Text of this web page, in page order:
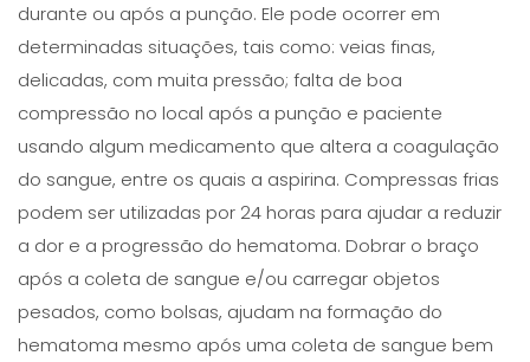
durante ou após a punção. Ele pode ocorrer em
determinadas situações, tais como: veias finas,
delicadas, com muita pressão; falta de boa
compressão no local após a punção e paciente
usando algum medicamento que altera a coagulação
do sangue, entre os quais a aspirina. Compressas frias
podem ser utilizadas por 24 horas para ajudar a reduzir
a dor e a progressão do hematoma. Dobrar o braço
após a coleta de sangue e/ou carregar objetos
pesados, como bolsas, ajudam na formação do
hematoma mesmo após uma coleta de sangue bem